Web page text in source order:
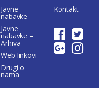
Javne
nabavke
Javne
nabavke –
Arhiva
Web linkovi
Drugi o
nama
Kontakt